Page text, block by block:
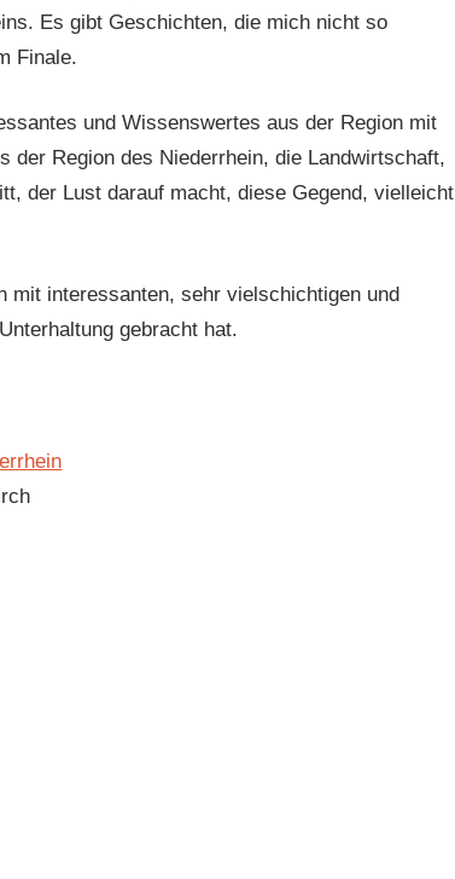
Es gibt Geschichten, die mich nicht so
Finale.
und Wissenswertes aus der Region mit
der Region des Niederrhein, die Landwirtschaft,
der Lust darauf macht, diese Gegend, vielleicht
mit interessanten, sehr vielschichtigen und
gebracht hat.